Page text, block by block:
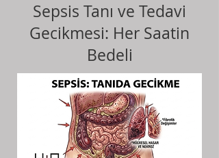
Sepsis Tanı ve Tedavi
Gecikmesi: Her Saatin
Bedeli